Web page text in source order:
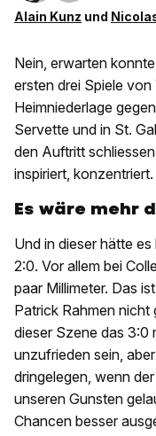
Alain Kunz und
Nein, erwarten
ersten drei Spiele
Heimniederlage
Servette und in St.
den Auftritt
inspiriert,
Es wäre mehr
Und in dieser hätte
2:0. Vor allem bei
paar Millimeter. Das
Patrick Rahmen
dieser Szene das 3:0
unzufrieden sein,
dringelegen, wenn
unseren Gunsten
Chancen besser